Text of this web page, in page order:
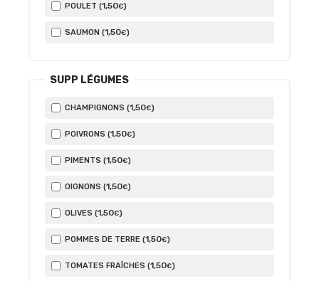
POULET (1,50€)
SAUMON (1,50€)
SUPP LÉGUMES
CHAMPIGNONS (1,50€)
POIVRONS (1,50€)
PIMENTS (1,50€)
OIGNONS (1,50€)
OLIVES (1,50€)
POMMES DE TERRE (1,50€)
TOMATES FRAÎCHES (1,50€)